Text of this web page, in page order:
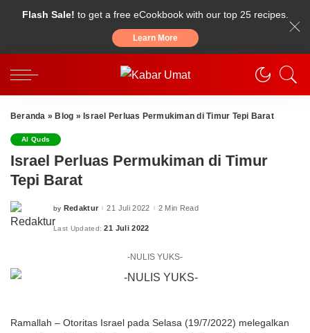
Flash Sale! to get a free eCookbook with our top 25 recipes.
Learn More
Beranda » Blog » Israel Perluas Permukiman di Timur Tepi Barat
Al Quds
Israel Perluas Permukiman di Timur
Tepi Barat
Posted
by
by Redaktur 21 Juli 2022 2 Min Read
Last Updated: 21 Juli 2022
-NULIS YUKS-
Ramallah – Otoritas Israel pada Selasa (19/7/2022) melegalkan